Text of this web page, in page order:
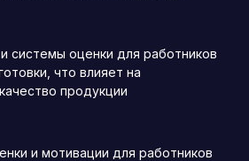
системы оценки для работников
что влияет на
продукции
и мотивации для работников